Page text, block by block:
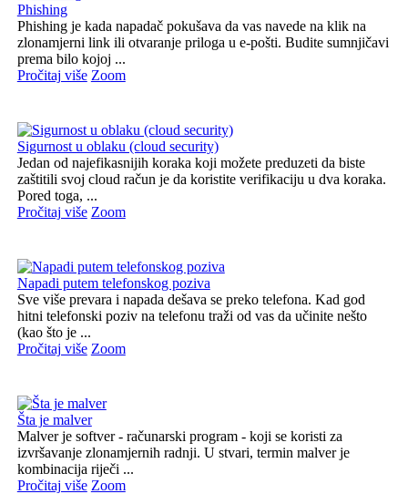
Phishing
Phishing je kada napadač pokušava da vas navede na klik na
zlonamjerni link ili otvaranje priloga u e-pošti. Budite sumnjičavi
prema bilo kojoj ...
Pročitaj više Zoom
Sigurnost u oblaku (cloud security)
Jedan od najefikasnijih koraka koji možete preduzeti da biste
zaštitili svoj cloud račun je da koristite verifikaciju u dva koraka.
Pored toga, ...
Pročitaj više Zoom
Napadi putem telefonskog poziva
Sve više prevara i napada dešava se preko telefona. Kad god
hitni telefonski poziv na telefonu traži od vas da učinite nešto
(kao što je ...
Pročitaj više Zoom
Šta je malver
Malver je softver - računarski program - koji se koristi za
izvršavanje zlonamjernih radnji. U stvari, termin malver je
kombinacija riječi ...
Pročitaj više Zoom